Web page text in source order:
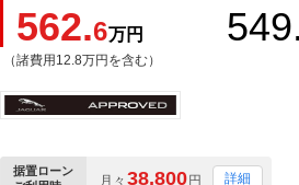
562.6万円
（諸費用12.8万円を含む）
549.
据置ローン
月々 38,800円 詳細